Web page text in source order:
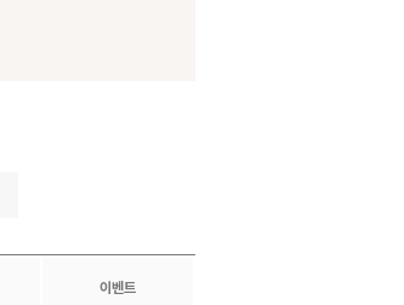
이벤트